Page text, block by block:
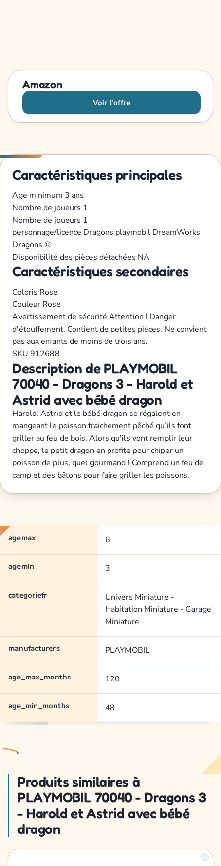
Amazon
Voir l'offre
Caractéristiques principales
Age minimum 3 ans
Nombre de joueurs 1
Nombre de joueurs 1
personnage/licence Dragons playmobil DreamWorks
Dragons ©
Disponibilité des pièces détachées NA
Caractéristiques secondaires
Coloris Rose
Couleur Rose
Avertissement de sécurité Attention ! Danger
d'étouffement. Contient de petites pièces. Ne convient
pas aux enfants de moins de trois ans.
SKU 912688
Description de PLAYMOBIL
70040 - Dragons 3 - Harold et
Astrid avec bébé dragon
Harold, Astrid et le bébé dragon se régalent en
mangeant le poisson fraichement pêché qu’ils font
griller au feu de bois. Alors qu’ils vont remplir leur
choppe, le petit dragon en profite pour chiper un
poisson de plus, quel gourmand ! Comprend un feu de
camp et des bâtons pour faire griller les poissons.
agemax 6
agemin 3
categoriefr
Univers Miniature -
Habitation Miniature - Garage
Miniature
manufacturers PLAYMOBIL
age_max_months 120
age_min_months 48
Produits similaires à
PLAYMOBIL 70040 - Dragons 3
- Harold et Astrid avec bébé
dragon